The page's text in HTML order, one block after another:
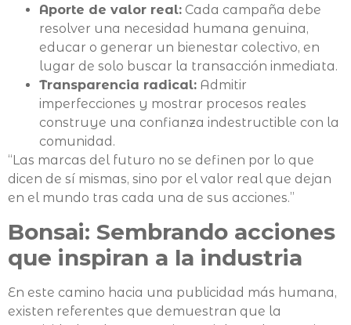
Aporte de valor real: Cada campaña debe
resolver una necesidad humana genuina,
educar o generar un bienestar colectivo, en
lugar de solo buscar la transacción inmediata.
Transparencia radical: Admitir
imperfecciones y mostrar procesos reales
construye una confianza indestructible con la
comunidad.
“Las marcas del futuro no se definen por lo que
dicen de sí mismas, sino por el valor real que dejan
en el mundo tras cada una de sus acciones.”
Bonsai: Sembrando acciones
que inspiran a la industria
En este camino hacia una publicidad más humana,
existen referentes que demuestran que la